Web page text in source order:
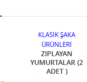
KLASİK ŞAKA
ÜRÜNLERİ
ZIPLAYAN
YUMURTALAR (2
ADET )